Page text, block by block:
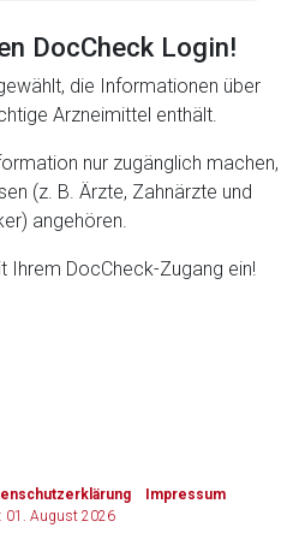
DocCheck Login!
die Informationen über
Arzneimittel enthält.
nur zugänglich machen,
(z. B. Ärzte, Zahnärzte und
angehören.
Ihrem DocCheck-Zugang ein!
Impressum
01. August 2026
rote-liste.de Zur Seite